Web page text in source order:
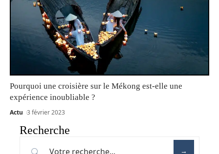
Pourquoi une croisière sur le Mékong est-elle une
expérience inoubliable ?
Actu 3 février 2023
Recherche